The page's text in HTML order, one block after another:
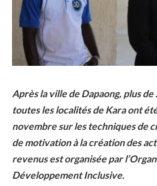
Après la ville de Dapaong, plus
toutes les localités de Kara ont
novembre sur les techniques de
de motivation à la création des
revenus est organisée par
Développement Inclusive.